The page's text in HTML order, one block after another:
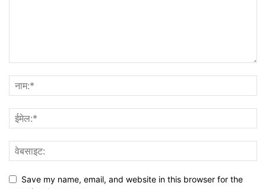
Save my name, email, and website in this browser for the